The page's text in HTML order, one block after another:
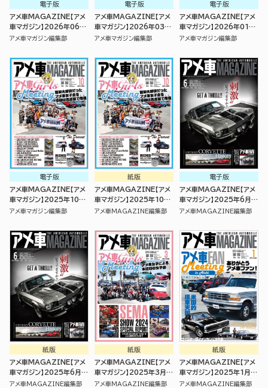
電子版
アメ車MAGAZINE【アメ
車マガジン】2026年06月
号
アメ車マガジン編集部
電子版
アメ車MAGAZINE【アメ
車マガジン】2026年03月
号
アメ車マガジン編集部
電子版
アメ車MAGAZINE【アメ
車マガジン】2026年01月
号
アメ車マガジン編集部
電子版
アメ車MAGAZINE【アメ
車マガジン】2025年10月
号
アメ車マガジン編集部
紙版
アメ車MAGAZINE【アメ
車マガジン】2025年10月
号 [雑誌]
アメ車MAGAZINE編集部
電子版
アメ車MAGAZINE【アメ
車マガジン】2025年6月号
[雑誌]
アメ車MAGAZINE編集部
紙版
アメ車MAGAZINE【アメ
車マガジン】2025年6月号
[雑誌]
アメ車MAGAZINE編集部
紙版
アメ車MAGAZINE【アメ
車マガジン】2025年3月号
[雑誌]
アメ車MAGAZINE編集部
紙版
アメ車MAGAZINE【アメ
車マガジン】2025年1月号
[雑誌]
アメ車MAGAZINE編集部